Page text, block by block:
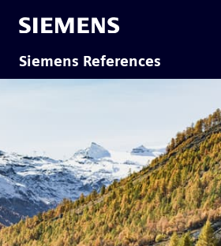
Siemens References